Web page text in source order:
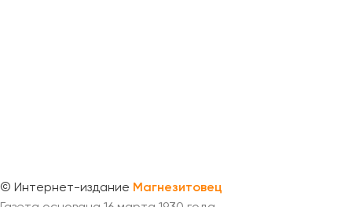
© Интернет-издание Магнезитовец